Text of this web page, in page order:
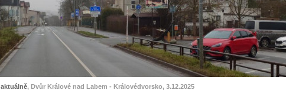
aktuálně, Dvůr Králové nad Labem - Královédvorsko, 3.12.2025